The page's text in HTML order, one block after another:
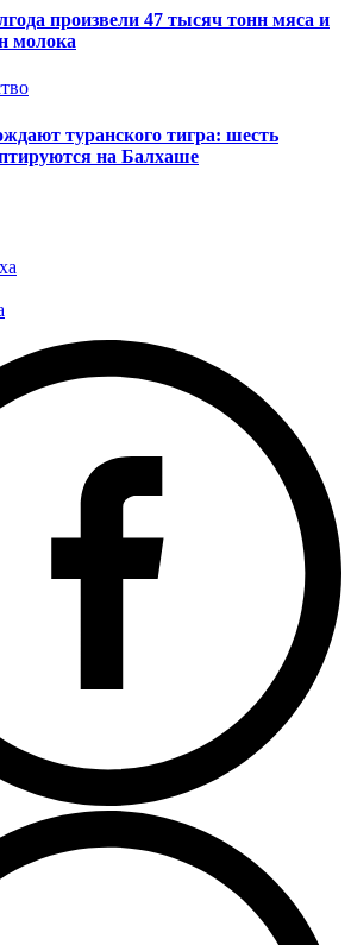
произвели 47 тысяч тонн мяса и
молока
туранского тигра: шесть
на Балхаше